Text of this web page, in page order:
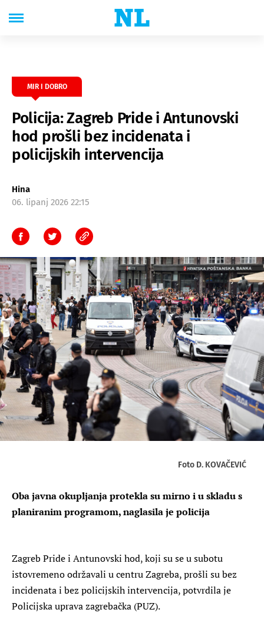
MIR I DOBRO
Policija: Zagreb Pride i Antunovski
hod prošli bez incidenata i
policijskih intervencija
Hina
06. lipanj 2026 22:15
Foto D. KOVAČEVIĆ
Oba javna okupljanja protekla su mirno i u skladu s
planiranim programom, naglasila je policija
Zagreb Pride i Antunovski hod, koji su se u subotu
istovremeno održavali u centru Zagreba, prošli su bez
incidenata i bez policijskih intervencija, potvrdila je
Policijska uprava zagrebačka (PUZ).